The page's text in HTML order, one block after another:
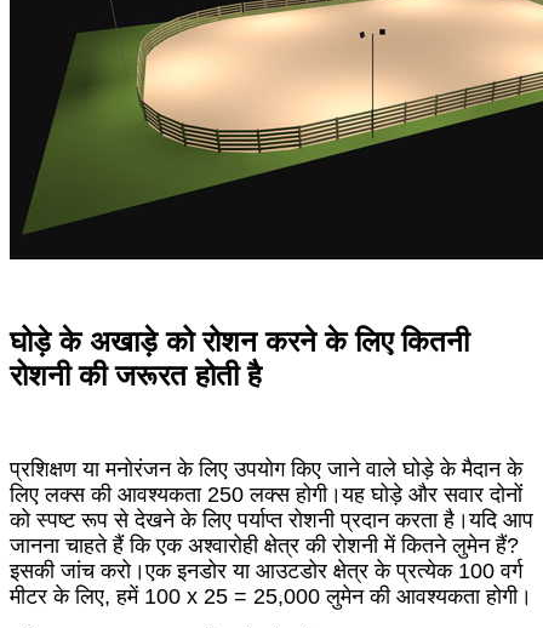
घोड़े के अखाड़े को रोशन करने के लिए कितनी
रोशनी की जरूरत होती है
प्रशिक्षण या मनोरंजन के लिए उपयोग किए जाने वाले घोड़े के मैदान के
लिए लक्स की आवश्यकता 250 लक्स होगी।यह घोड़े और सवार दोनों
को स्पष्ट रूप से देखने के लिए पर्याप्त रोशनी प्रदान करता है।यदि आप
जानना चाहते हैं कि एक अश्वारोही क्षेत्र की रोशनी में कितने लुमेन हैं?
इसकी जांच करो।एक इनडोर या आउटडोर क्षेत्र के प्रत्येक 100 वर्ग
मीटर के लिए, हमें 100 x 25 = 25,000 लुमेन की आवश्यकता होगी।